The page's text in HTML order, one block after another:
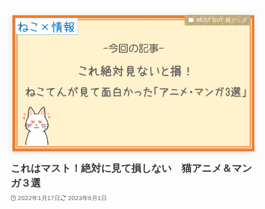
MUST BUY 猫グッズ
これはマスト！絶対に見て損しない 猫アニメ＆マン
ガ３選
2022年1月17日 2023年6月1日